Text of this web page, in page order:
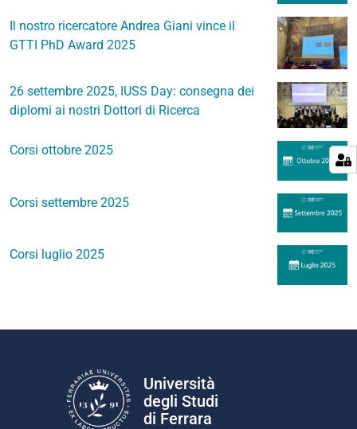
Il nostro ricercatore Andrea Giani vince il
GTTI PhD Award 2025
26 settembre 2025, IUSS Day: consegna dei
diplomi ai nostri Dottori di Ricerca
Corsi ottobre 2025
Corsi settembre 2025
Corsi luglio 2025
Università
degli Studi
di Ferrara